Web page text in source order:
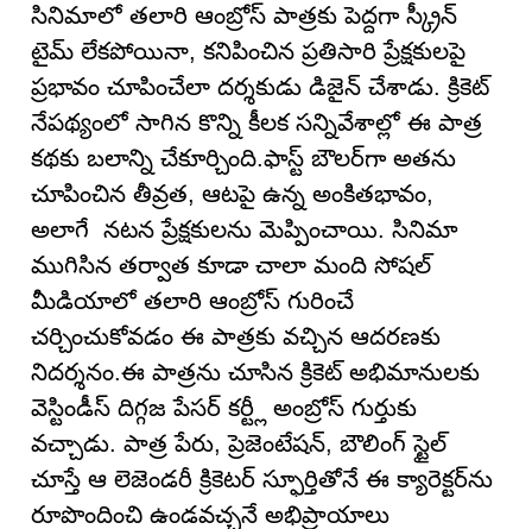
సినిమాలో తలారి ఆంబ్రోస్ పాత్రకు పెద్దగా స్క్రీన్
టైమ్ లేకపోయినా, కనిపించిన ప్రతిసారి ప్రేక్షకులపై
ప్రభావం చూపించేలా దర్శకుడు డిజైన్ చేశాడు. క్రికెట్
నేపథ్యంలో సాగిన కొన్ని కీలక సన్నివేశాల్లో ఈ పాత్ర
కథకు బలాన్ని చేకూర్చింది.ఫాస్ట్ బౌలర్‌గా అతను
చూపించిన తీవ్రత, ఆటపై ఉన్న అంకితభావం,
అలాగే నటన ప్రేక్షకులను మెప్పించాయి. సినిమా
ముగిసిన తర్వాత కూడా చాలా మంది సోషల్
మీడియాలో తలారి ఆంబ్రోస్ గురించే
చర్చించుకోవడం ఈ పాత్రకు వచ్చిన ఆదరణకు
నిదర్శనం.ఈ పాత్రను చూసిన క్రికెట్ అభిమానులకు
వెస్టిండీస్ దిగ్గజ పేసర్ కర్ట్లీ అంబ్రోస్ గుర్తుకు
వచ్చాడు. పాత్ర పేరు, ప్రెజెంటేషన్, బౌలింగ్ స్టైల్
చూస్తే ఆ లెజెండరీ క్రికెటర్ స్ఫూర్తితోనే ఈ క్యారెక్టర్‌ను
రూపొందించి ఉండవచ్చనే అభిప్రాయాలు